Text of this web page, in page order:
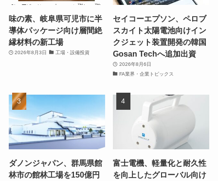
味の素、岐阜県可児市に半
導体パッケージ向け層間絶
縁材料の新工場
2026年8月3日 工場・設備投資
セイコーエプソン、ペロブ
スカイト太陽電池向けイン
クジェット装置開発の韓国
Gosan Techへ追加出資
2026年8月6日
FA業界・企業トピックス
ダノンジャパン、群馬県館
林市の館林工場を150億円
富士電機、軽量化と耐久性
を向上したグローバル向け